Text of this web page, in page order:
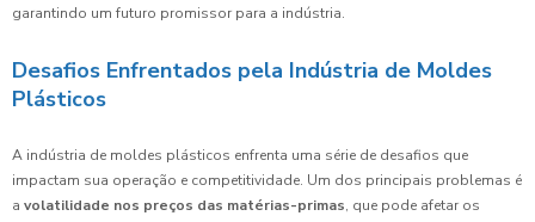
garantindo um futuro promissor para a indústria.
Desafios Enfrentados pela Indústria de Moldes
Plásticos
A indústria de moldes plásticos enfrenta uma série de desafios que
impactam sua operação e competitividade. Um dos principais problemas é
a volatilidade nos preços das matérias-primas, que pode afetar os